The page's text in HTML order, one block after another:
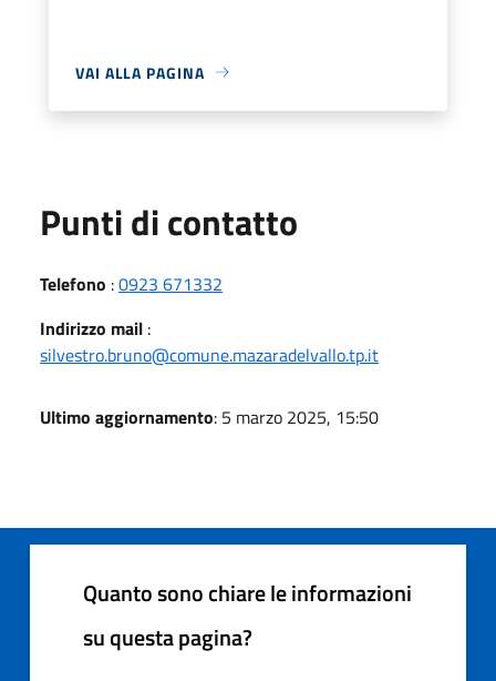
VAI ALLA PAGINA
Punti di contatto
Telefono :0923 671332
Indirizzo mail :
silvestro.bruno@comune.mazaradelvallo.tp.it
Ultimo aggiornamento: 5 marzo 2025, 15:50
Quanto sono chiare le informazioni
su questa pagina?